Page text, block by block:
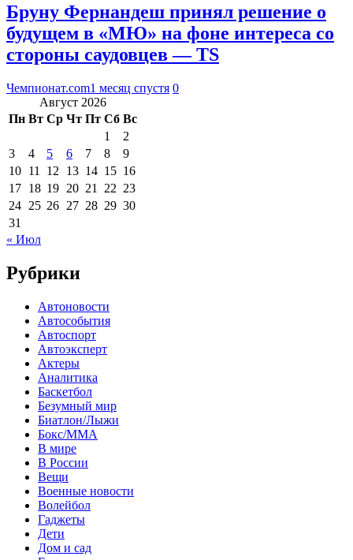
Бруну Фернандеш принял решение о
будущем в «МЮ» на фоне интереса со
стороны саудовцев — TS
Чемпионат.com1 месяц спустя 0
Август 2026
Пн Вт Ср Чт Пт Сб Вс
1
2
3
4 5 6 7 8
9
10 11 12 13 14 15 16
17 18 19 20 21 22 23
24 25 26 27 28 29 30
31
« Июл
Рубрики
Автоновости
Автособытия
Автоспорт
Автоэксперт
Актеры
Аналитика
Баскетбол
Безумный мир
Биатлон/Лыжи
Бокс/MMA
В мире
В России
Вещи
Военные новости
Волейбол
Гаджеты
Дети
Дом и сад